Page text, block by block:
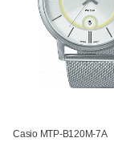
Casio MTP-B120M-7A